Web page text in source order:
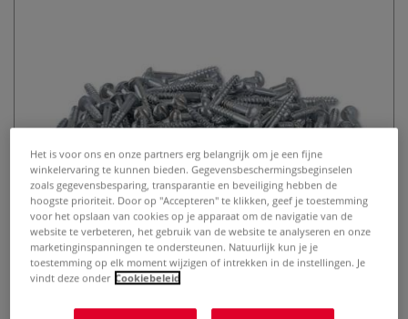
Het is voor ons en onze partners erg belangrijk om je een fijne
winkelervaring te kunnen bieden. Gegevensbeschermingsbeginselen
zoals gegevensbesparing, transparantie en beveiliging hebben de
hoogste prioriteit. Door op "Accepteren" te klikken, geef je toestemming
voor het opslaan van cookies op je apparaat om de navigatie van de
website te verbeteren, het gebruik van de website te analyseren en onze
marketinginspanningen te ondersteunen. Natuurlijk kun je je
toestemming op elk moment wijzigen of intrekken in de instellingen. Je
vindt deze onder Cookiebeleid